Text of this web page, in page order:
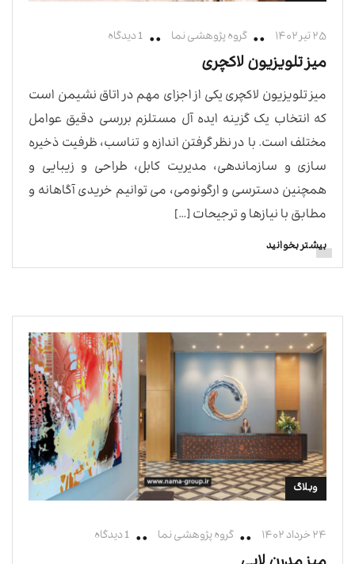
۲۵ تیر ۱۴۰۲ گروه پژوهشی نما 1 دیدگاه
میز تلویزیون لاکچری
میز تلویزیون لاکچری یکی از اجزای مهم در اتاق نشیمن است
که انتخاب یک گزینه ایده آل مستلزم بررسی دقیق عوامل
مختلف است. با در نظر گرفتن اندازه و تناسب، ظرفیت ذخیره
سازی و سازماندهی، مدیریت کابل، طراحی و زیبایی و
همچنین دسترسی و ارگونومی، می توانیم خریدی آگاهانه و
مطابق با نیازها و ترجیحات […]
بیشتر بخوانید
وبلاگ
۲۴ خرداد ۱۴۰۲ گروه پژوهشی نما 1 دیدگاه